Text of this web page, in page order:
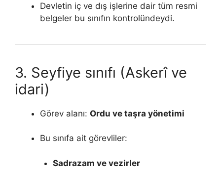
Devletin iç ve dış işlerine dair tüm resmi
belgeler bu sınıfın kontrolündeydi.
3. Seyfiye sınıfı (Askerî ve
idari)
Görev alanı: Ordu ve taşra yönetimi
Bu sınıfa ait görevliler:
Sadrazam ve vezirler